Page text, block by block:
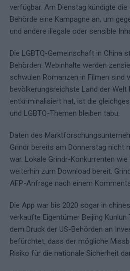
verfügbar. Am Dienstag kündigte
Behörde eine Kampagne an, um
und andere illegale oder sensible
Die LGBTQ-Gemeinschaft in China
Behörden. Webinhalte werden
schwulen Romanzen in Filmen sind
bevölkerungsreichste Land der
entkriminalisiert hat, ist die
und LGBTQ-Themen bleiben tabu.
Daten des
Grindr bereits am Donnerstag nicht
war. Lokale Grindr-Konkurrenten
weiterhin zum Download bereit.
AFP-Anfrage nach einem
Die App war bis 2020 sogar in
verkaufte Eigentümer Beijing
dem Druck der US-Behörden an
befürchtet, dass der mögliche
Risiko für die nationale Sicherheit